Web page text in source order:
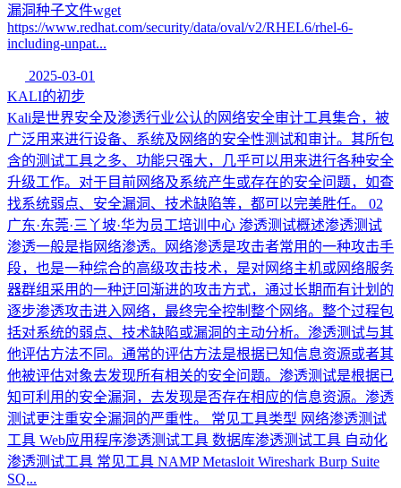
漏洞种子文件wget
https://www.redhat.com/security/data/oval/v2/RHEL6/rhel-6-
including-unpat...
2025-03-01
KALI的初步
Kali是世界安全及渗透行业公认的网络安全审计工具集合，被
广泛用来进行设备、系统及网络的安全性测试和审计。其所包
含的测试工具之多、功能只强大，几乎可以用来进行各种安全
升级工作。对于目前网络及系统产生或存在的安全问题，如查
找系统弱点、安全漏洞、技术缺陷等，都可以完美胜任。 02
广东·东莞·三丫坡·华为员工培训中心 渗透测试概述渗透测试
渗透一般是指网络渗透。网络渗透是攻击者常用的一种攻击手
段，也是一种综合的高级攻击技术，是对网络主机或网络服务
器群组采用的一种迂回渐进的攻击方式，通过长期而有计划的
逐步渗透攻击进入网络，最终完全控制整个网络。整个过程包
括对系统的弱点、技术缺陷或漏洞的主动分析。渗透测试与其
他评估方法不同。通常的评估方法是根据已知信息资源或者其
他被评估对象去发现所有相关的安全问题。渗透测试是根据已
知可利用的安全漏洞，去发现是否存在相应的信息资源。渗透
测试更注重安全漏洞的严重性。 常见工具类型 网络渗透测试
工具 Web应用程序渗透测试工具 数据库渗透测试工具 自动化
渗透测试工具 常见工具 NAMP Metasloit Wireshark Burp Suite
SQ...